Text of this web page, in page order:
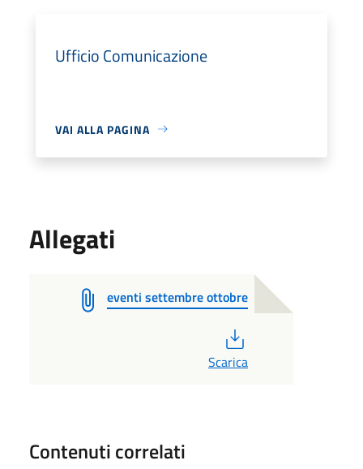
Ufficio Comunicazione
VAI ALLA PAGINA
Allegati
eventi settembre ottobre
Scarica
Contenuti correlati